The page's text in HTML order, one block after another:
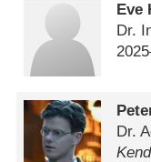
Eve
Dr.
Dr.